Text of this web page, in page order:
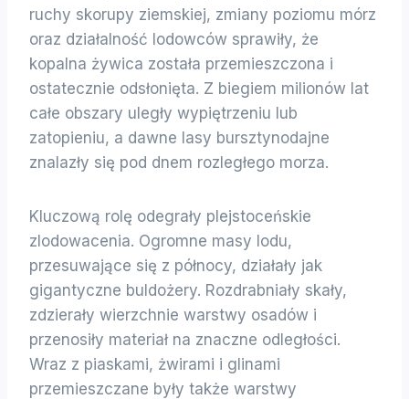
ruchy skorupy ziemskiej, zmiany poziomu mórz
oraz działalność lodowców sprawiły, że
kopalna żywica została przemieszczona i
ostatecznie odsłonięta. Z biegiem milionów lat
całe obszary uległy wypiętrzeniu lub
zatopieniu, a dawne lasy bursztynodajne
znalazły się pod dnem rozległego morza.
Kluczową rolę odegrały plejstoceńskie
zlodowacenia. Ogromne masy lodu,
przesuwające się z północy, działały jak
gigantyczne buldożery. Rozdrabniały skały,
zdzierały wierzchnie warstwy osadów i
przenosiły materiał na znaczne odległości.
Wraz z piaskami, żwirami i glinami
przemieszczane były także warstwy